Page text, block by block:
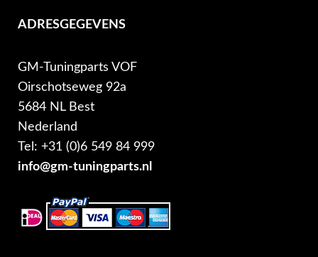
ADRESGEGEVENS
GM-Tuningparts VOF
Oirschotseweg 92a
5684 NL Best
Nederland
Tel: +31 (0)6 549 84 999
info@gm-tuningparts.nl